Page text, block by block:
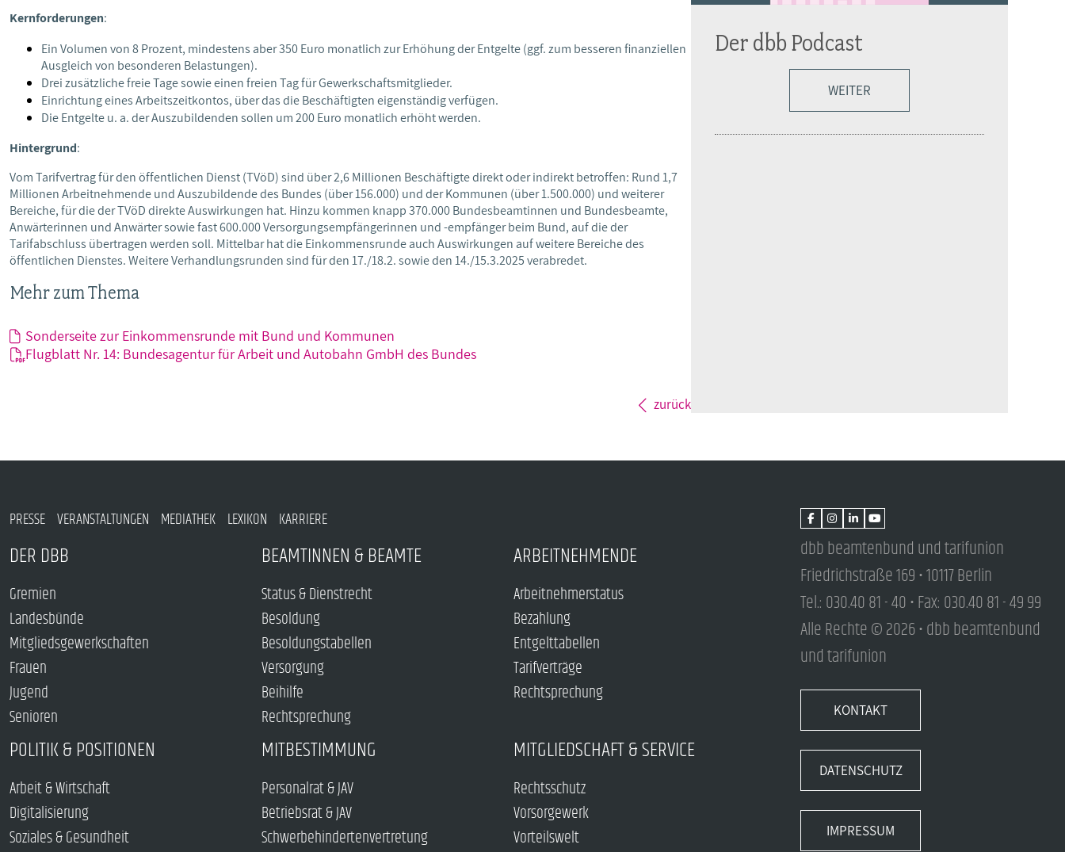
Kernforderungen:
Ein Volumen von 8 Prozent, mindestens aber 350 Euro monatlich zur Erhöhung der Entgelte (ggf. zum besseren finanziellen
Ausgleich von besonderen Belastungen).
Drei zusätzliche freie Tage sowie einen freien Tag für Gewerkschaftsmitglieder.
Einrichtung eines Arbeitszeitkontos, über das die Beschäftigten eigenständig verfügen.
Die Entgelte u. a. der Auszubildenden sollen um 200 Euro monatlich erhöht werden.
Hintergrund:
Vom Tarifvertrag für den öffentlichen Dienst (TVöD) sind über 2,6 Millionen Beschäftigte direkt oder indirekt betroffen: Rund 1,7
Millionen Arbeitnehmende und Auszubildende des Bundes (über 156.000) und der Kommunen (über 1.500.000) und weiterer
Bereiche, für die der TVöD direkte Auswirkungen hat. Hinzu kommen knapp 370.000 Bundesbeamtinnen und Bundesbeamte,
Anwärterinnen und Anwärter sowie fast 600.000 Versorgungsempfängerinnen und -empfänger beim Bund, auf die der
Tarifabschluss übertragen werden soll. Mittelbar hat die Einkommensrunde auch Auswirkungen auf weitere Bereiche des
öffentlichen Dienstes. Weitere Verhandlungsrunden sind für den 17./18.2. sowie den 14./15.3.2025 verabredet.
Mehr zum Thema
Sonderseite zur Einkommensrunde mit Bund und Kommunen
Flugblatt Nr. 14: Bundesagentur für Arbeit und Autobahn GmbH des Bundes
zurück
Der dbb Podcast
WEITER
PRESSE VERANSTALTUNGEN MEDIATHEK LEXIKON KARRIERE
DER DBB
Gremien
Landesbünde
Mitgliedsgewerkschaften
Frauen
Jugend
Senioren
BEAMTINNEN & BEAMTE
Status & Dienstrecht
Besoldung
Besoldungstabellen
Versorgung
Beihilfe
Rechtsprechung
ARBEITNEHMENDE
Arbeitnehmerstatus
Bezahlung
Entgelttabellen
Tarifverträge
Rechtsprechung
POLITIK & POSITIONEN
Arbeit & Wirtschaft
Digitalisierung
Soziales & Gesundheit
MITBESTIMMUNG
Personalrat & JAV
Betriebsrat & JAV
Schwerbehindertenvertretung
MITGLIEDSCHAFT & SERVICE
Rechtsschutz
Vorsorgewerk
Vorteilswelt
dbb beamtenbund und tarifunion
Friedrichstraße 169 • 10117 Berlin
Tel.: 030.40 81 - 40 • Fax: 030.40 81 - 49 99
Alle Rechte © 2026 • dbb beamtenbund
und tarifunion
KONTAKT
DATENSCHUTZ
IMPRESSUM